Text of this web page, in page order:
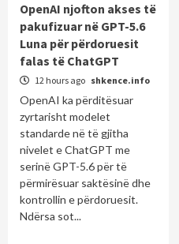
OpenAI njofton akses të
pakufizuar në GPT-5.6
Luna për përdoruesit
falas të ChatGPT
12 hours ago shkence.info
OpenAI ka përditësuar
zyrtarisht modelet
standarde në të gjitha
nivelet e ChatGPT me
serinë GPT-5.6 për të
përmirësuar saktësinë dhe
kontrollin e përdoruesit.
Ndërsa sot...